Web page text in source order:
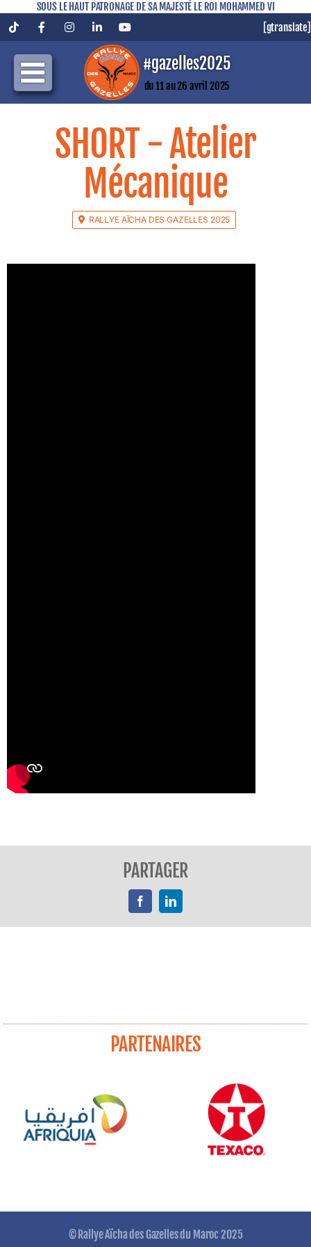
SOUS LE HAUT PATRONAGE DE SA MAJESTÉ LE ROI MOHAMMED VI
TiktokFacebookInstagramLinkedInYouTube [gtranslate]
#gazelles2025
du 11 au 26 avril 2025
SHORT - Atelier
Mécanique
RALLYE AÏCHA DES GAZELLES 2025
PARTAGER
FacebookLinkedIn
PARTENAIRES
© Rallye Aïcha des Gazelles du Maroc 2025